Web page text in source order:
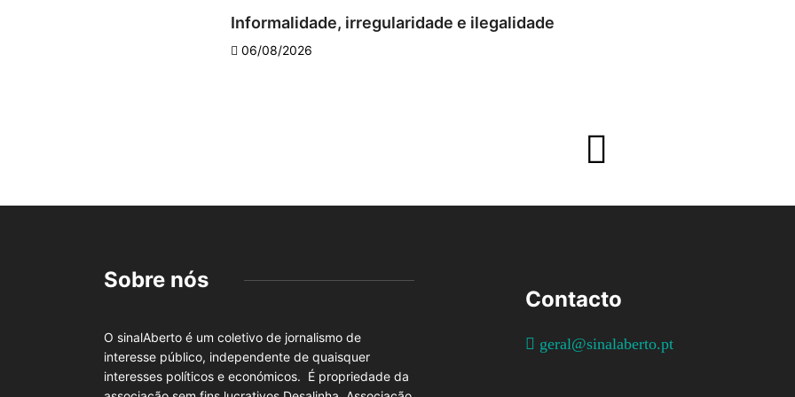
Informalidade, irregularidade e ilegalidade
06/08/2026
Sobre nós
O sinalAberto é um coletivo de jornalismo de
interesse público, independente de quaisquer
interesses políticos e económicos. É propriedade da
Contacto
geral@sinalaberto.pt